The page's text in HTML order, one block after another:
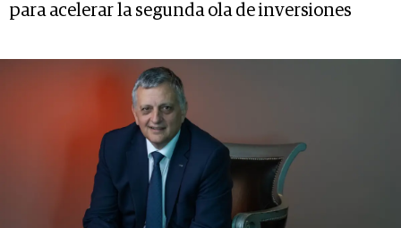
para acelerar la segunda ola de inversiones